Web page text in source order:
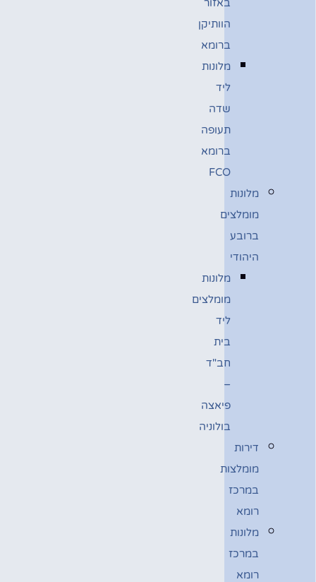
באזור
הוותיקן
ברומא
מלונות
ליד
שדה
תעופה
ברומא
FCO
מלונות
מומלצים
ברובע
היהודי
מלונות
מומלצים
ליד
בית
חב"ד
–
פיאצה
בולוניה
דירות
מומלצות
במרכז
רומא
מלונות
במרכז
רומא